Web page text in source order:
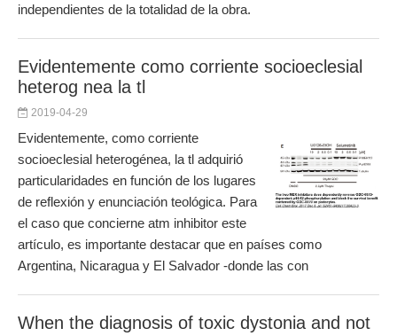
independientes de la totalidad de la obra.
Evidentemente como corriente socioeclesial
heterog nea la tl
2019-04-29
Evidentemente, como corriente
socioeclesial heterogénea, la tl adquirió
particularidades en función de los lugares
de reflexión y enunciación teológica. Para
el caso que concierne atm inhibitor este
artículo, es importante destacar que en países como
Argentina, Nicaragua y El Salvador -donde las con
When the diagnosis of toxic dystonia and not